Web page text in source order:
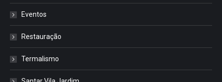
Eventos
Restauração
Termalismo